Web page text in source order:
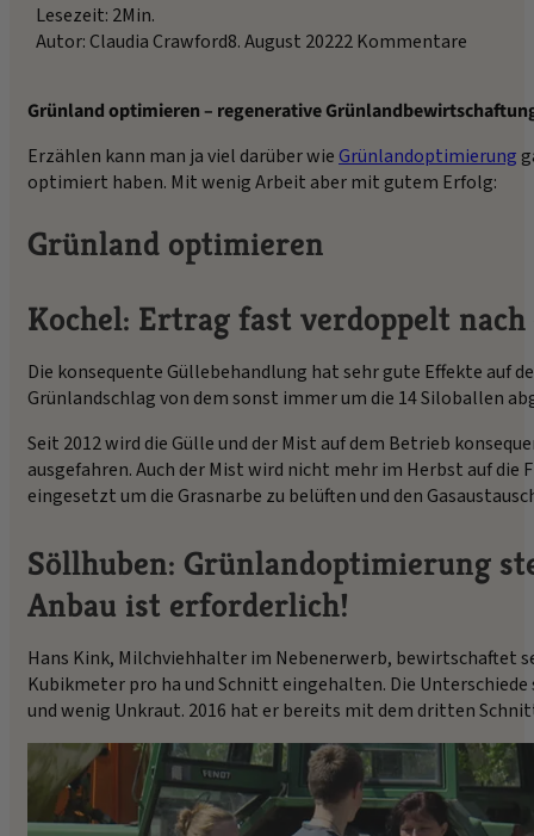
Lesezeit: 2Min.
Autor: Claudia Crawford8. August 20222 Kommentare
Grünland optimieren – regenerative
Erzählen kann man ja viel darüber wieGrünlandoptimierung
optimiert haben. Mit wenig Arbeit aber mit gutem Erfolg:
Grünland optimieren
Kochel: Ertrag fast verdoppelt
Die konsequente Güllebehandlung hat sehr gute Effekte auf
Grünlandschlag von dem sonst immer um die 14 Siloballen
Seit 2012 wird die Gülle und der Mist auf dem Betrieb
ausgefahren. Auch der Mist wird nicht mehr im Herbst auf
eingesetzt um die Grasnarbe zu belüften und den
Söllhuben: Grünlandoptimierung
Anbau ist erforderlich!
Hans Kink, Milchviehhalter im Nebenerwerb, bewirtschaftet
Kubikmeter pro ha und Schnitt eingehalten. Die
und wenig Unkraut. 2016 hat er bereits mit dem dritten